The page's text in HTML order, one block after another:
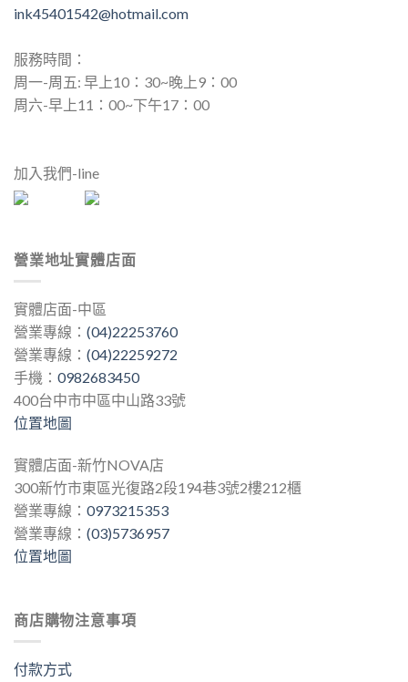
ink45401542@hotmail.com
服務時間：
周一-周五: 早上10：30~晚上9：00
周六-早上11：00~下午17：00
加入我們-line
營業地址實體店面
實體店面-中區
營業專線： (04)22253760
營業專線： (04)22259272
手機： 0982683450
400台中市中區中山路33號
位置地圖
實體店面-新竹NOVA店
300新竹市東區光復路2段194巷3號2樓212櫃
營業專線： 0973215353
營業專線： (03)5736957
位置地圖
商店購物注意事項
付款方式